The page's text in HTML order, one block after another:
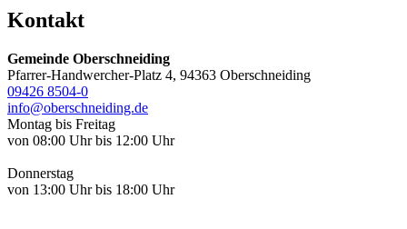
Kontakt
Gemeinde Oberschneiding
Pfarrer-Handwercher-Platz 4, 94363 Oberschneiding
09426 8504-0
info@oberschneiding.de
Montag bis Freitag
von 08:00 Uhr bis 12:00 Uhr
Donnerstag
von 13:00 Uhr bis 18:00 Uhr